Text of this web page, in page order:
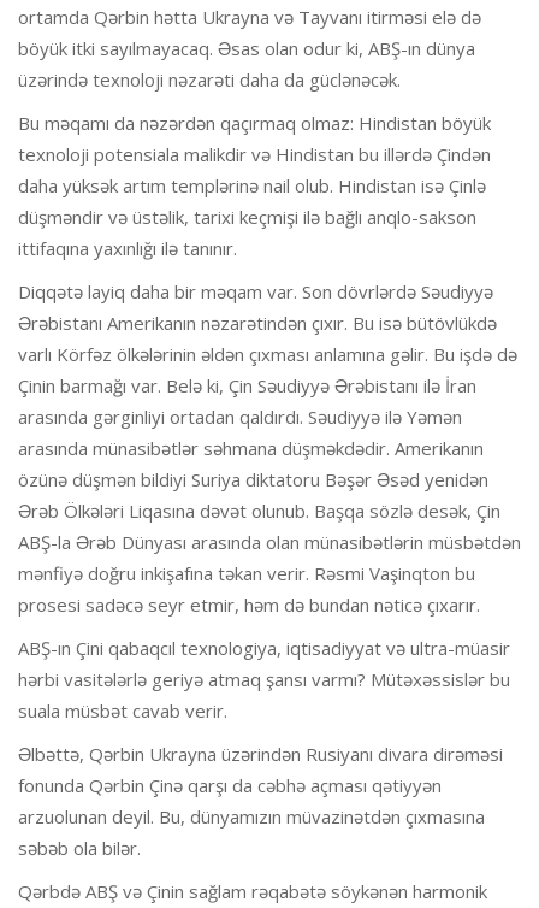
ortamda Qərbin hətta Ukrayna və Tayvanı itirməsi elə də
böyük itki sayılmayacaq. Əsas olan odur ki, ABŞ-ın dünya
üzərində texnoloji nəzarəti daha da güclənəcək.
Bu məqamı da nəzərdən qaçırmaq olmaz: Hindistan böyük
texnoloji potensiala malikdir və Hindistan bu illərdə Çindən
daha yüksək artım templərinə nail olub. Hindistan isə Çinlə
düşməndir və üstəlik, tarixi keçmişi ilə bağlı anqlo-sakson
ittifaqına yaxınlığı ilə tanınır.
Diqqətə layiq daha bir məqam var. Son dövrlərdə Səudiyyə
Ərəbistanı Amerikanın nəzarətindən çıxır. Bu isə bütövlükdə
varlı Körfəz ölkələrinin əldən çıxması anlamına gəlir. Bu işdə də
Çinin barmağı var. Belə ki, Çin Səudiyyə Ərəbistanı ilə İran
arasında gərginliyi ortadan qaldırdı. Səudiyyə ilə Yəmən
arasında münasibətlər səhmana düşməkdədir. Amerikanın
özünə düşmən bildiyi Suriya diktatoru Bəşər Əsəd yenidən
Ərəb Ölkələri Liqasına dəvət olunub. Başqa sözlə desək, Çin
ABŞ-la Ərəb Dünyası arasında olan münasibətlərin müsbətdən
mənfiyə doğru inkişafına təkan verir. Rəsmi Vaşinqton bu
prosesi sadəcə seyr etmir, həm də bundan nəticə çıxarır.
ABŞ-ın Çini qabaqcıl texnologiya, iqtisadiyyat və ultra-müasir
hərbi vasitələrlə geriyə atmaq şansı varmı? Mütəxəssislər bu
suala müsbət cavab verir.
Əlbəttə, Qərbin Ukrayna üzərindən Rusiyanı divara dirəməsi
fonunda Qərbin Çinə qarşı da cəbhə açması qətiyyən
arzuolunan deyil. Bu, dünyamızın müvazinətdən çıxmasına
səbəb ola bilər.
Qərbdə ABŞ və Çinin sağlam rəqabətə söykənən harmonik